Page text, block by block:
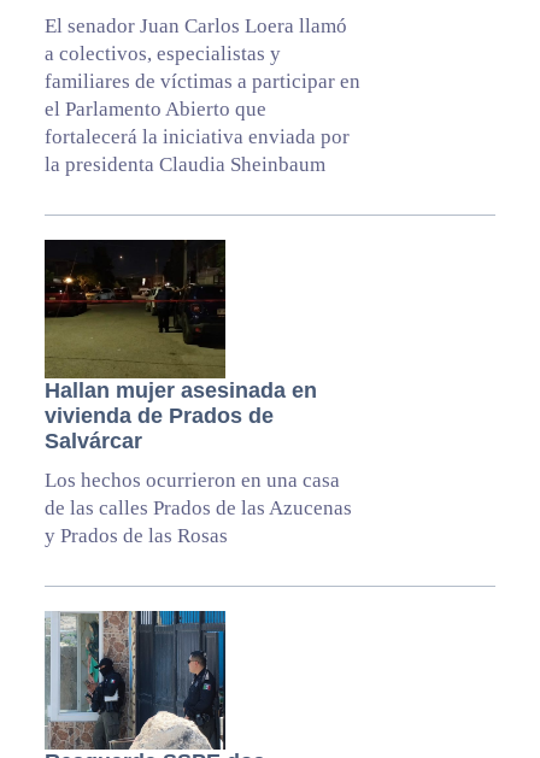
El senador Juan Carlos Loera llamó
a colectivos, especialistas y
familiares de víctimas a participar en
el Parlamento Abierto que
fortalecerá la iniciativa enviada por
la presidenta Claudia Sheinbaum
Hallan mujer asesinada en
vivienda de Prados de
Salvárcar
Los hechos ocurrieron en una casa
de las calles Prados de las Azucenas
y Prados de las Rosas